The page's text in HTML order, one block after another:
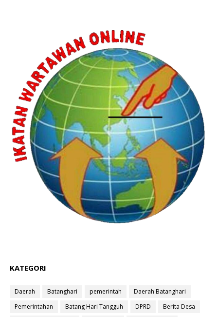
KATEGORI
Daerah Batanghari pemerintah
Daerah Batanghari
Pemerintahan
Batang Hari Tangguh DPRD
Berita Desa